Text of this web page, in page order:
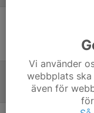
Referat
Vi använder
webbplats
även för